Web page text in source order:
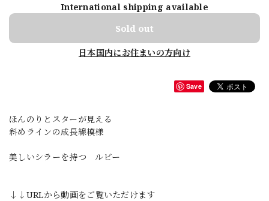
International shipping available
Sold out
日本国内にお住まいの方向け
Save
ほんのりとスターが見える
斜めラインの成長線模様
美しいシラーを持つ ルビー
↓↓URLから動画をご覧いただけます